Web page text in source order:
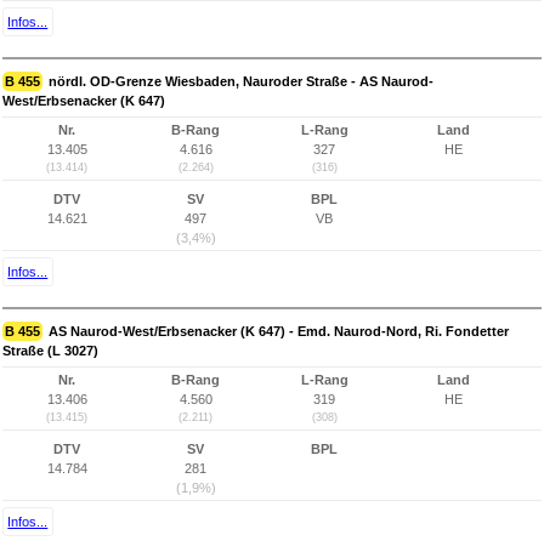
Infos...
B 455 nördl. OD-Grenze Wiesbaden, Nauroder Straße - AS Naurod-
West/Erbsenacker (K 647)
Nr.
13.405
(13.414)
B-Rang
4.616
(2.264)
L-Rang
327
(316)
Land
HE
DTV
14.621
SV
497
(3,4%)
BPL
VB
Infos...
B 455 AS Naurod-West/Erbsenacker (K 647) - Emd. Naurod-Nord, Ri. Fondetter
Straße (L 3027)
Nr.
13.406
(13.415)
B-Rang
4.560
(2.211)
L-Rang
319
(308)
Land
HE
DTV
14.784
SV
281
(1,9%)
BPL
Infos...